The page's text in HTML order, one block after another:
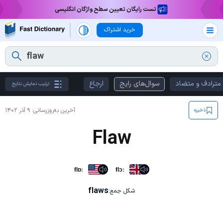
تست رایگان تعیین سطح واژگان انگلیسی
خرید اشتراک
مترادف و متضاد سوال‌های رایج ارجاع ترتیب نمایش نتایج
آخرین به‌روزرسانی: ۹ آذر ۱۴۰۲ ذخیره
Flaw
flɒː flɔː
شکل جمع:flaws